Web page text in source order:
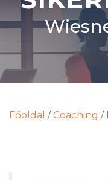
Főoldal / Coaching /